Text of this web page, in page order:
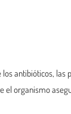
antibióticos,
organismo